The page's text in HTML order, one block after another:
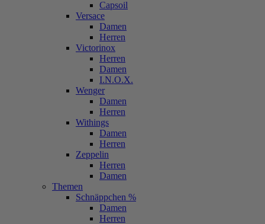
Capsoil
Versace
Damen
Herren
Victorinox
Herren
Damen
I.N.O.X.
Wenger
Damen
Herren
Withings
Damen
Herren
Zeppelin
Herren
Damen
Themen
Schnäppchen %
Damen
Herren